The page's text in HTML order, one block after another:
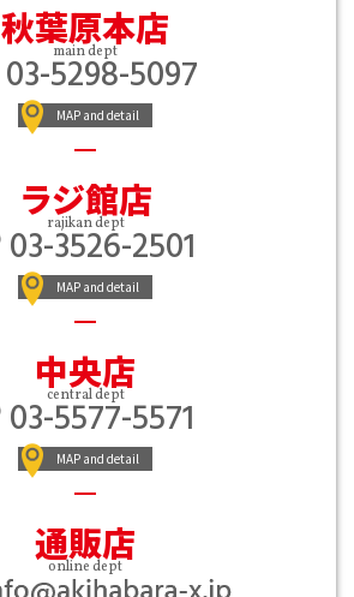
秋葉原本店
main dept
03-5298-5097
MAP and detail
ラジ館店
rajikan dept
03-3526-2501
MAP and detail
中央店
central dept
03-5577-5571
MAP and detail
通販店
online dept